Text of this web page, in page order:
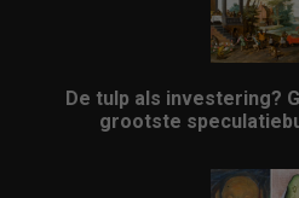
De tulp als investering?
grootste